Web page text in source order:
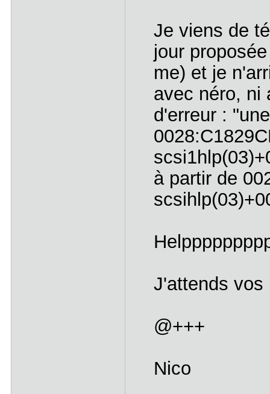
Je viens de
jour
me) et je
avec néro, ni
d'erreur :
à partir de
J'attends vos
@+++
Nico